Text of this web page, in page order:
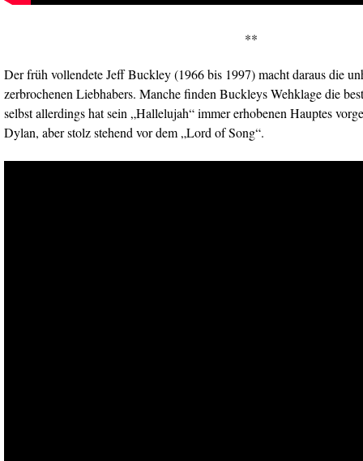
**
Der früh vollendete Jeff Buckley (1966 bis 1997) macht daraus die
zerbrochenen Liebhabers. Manche finden Buckleys Wehklage die
selbst allerdings hat sein „Hallelujah“ immer erhobenen Hauptes
Dylan, aber stolz stehend vor dem „Lord of Song“.